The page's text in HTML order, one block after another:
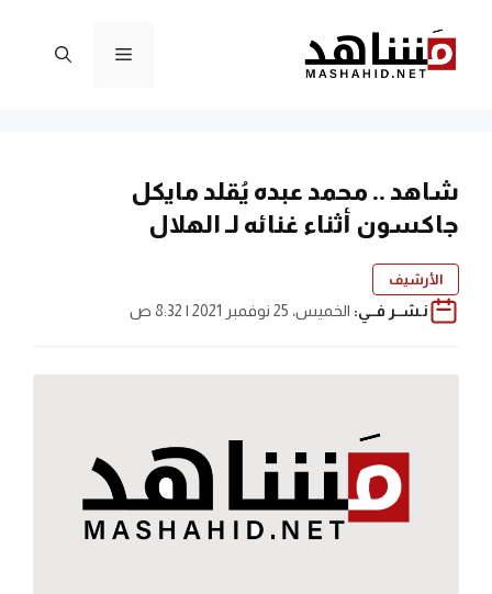
المحتوى
القائمة
شاهد .. محمد عبده يُقلد مايكل
جاكسون أثناء غنائه لـ الهلال
الأرشيف
نـشــر فــي: الخميس، 25 نوفمبر 2021 | 8:32 ص